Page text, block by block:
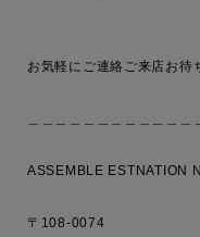
お気軽にご連絡ご来店お待
ASSEMBLE ESTNATION
〒108-0074